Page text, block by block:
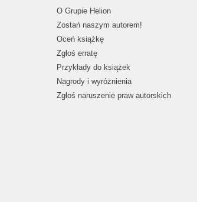
O Grupie Helion
Zostań naszym autorem!
Oceń książkę
Zgłoś erratę
Przykłady do książek
Nagrody i wyróżnienia
Zgłoś naruszenie praw autorskich